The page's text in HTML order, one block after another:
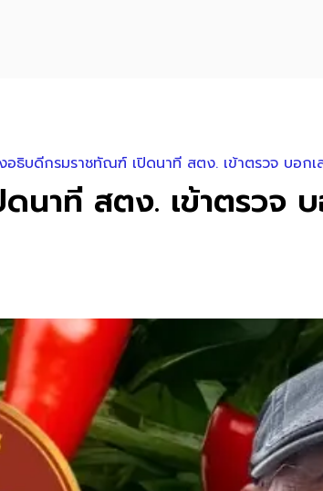
อธิบดีกรมราชทัณฑ์ เปิดนาที สตง. เข้าตรวจ บอก
าที สตง. เข้าตรวจ